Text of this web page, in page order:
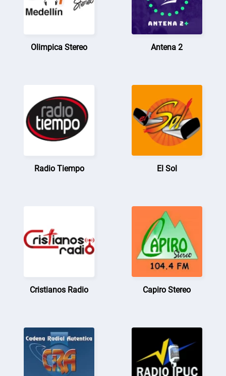
Olimpica Stereo Antena 2
Radio Tiempo El Sol
Cristianos Radio Capiro Stereo